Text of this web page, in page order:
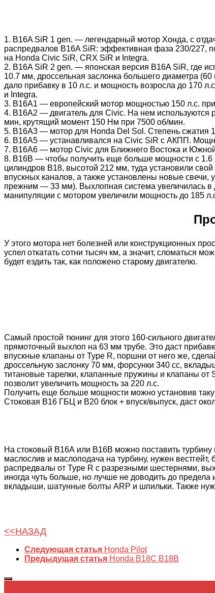
1. B16A SiR 1 gen. — легендарный мотор Хонда, с
распредвалов B16A SiR: эффективная фаза 230/227,
на Honda Civic SiR, CRX SiR и Integra.
2. B16A SiR 2 gen. — японская версия B16A SiR, где
10.7 мм, дроссельная заслонка большего диаметра
дало прибавку в 10 л.с. и мощность возросла до 170
и Integra.
3. B16A1 — европейский мотор мощностью 150 л.с.
4. B16A2 — двигатель для Civic. На нем
мин, крутящий момент 150 Нм при 7500 об/мин.
5. B16A3 — мотор для Honda Del Sol. Степень сжатия
6. B16A5 — устанавливался на Civic SiR с АКПП.
7. B16A6 — мотор Civic для Ближнего Востока и
8. B16B — чтобы получить еще больше мощности с 1.6
цилиндров B18, высотой 212 мм, туда установили
впускных каналов, а также установлены новые
прежним — 33 мм). Выхлопная система увеличилась
манипуляции с мотором увеличили мощность до 185
У этого мотора нет болезней или конструкционных
успел откатать сотни тысяч км, а значит, сломаться
будет ездить так, как положено старому двигателю.
Самый простой тюнинг для этого 160-сильного
прямоточный выхлоп на 63 мм трубе. Это даст
впускные клапаны от Type R, поршни от него же,
дроссельную заслонку 70 мм, форсунки 340 сс,
титановые тарелки, клапанные пружины и клапаны от
позволит увеличить мощность за 220 л.с.
Получить еще больше мощности можно установив
Стоковая B16 ГБЦ и B20 блок + впуск/выпуск, даст
На стоковый В16А или B16B можно поставить
маслослив и маслоподача на турбину, нужен
распредвалы от Type R с разрезными шестернями,
иногда чуть больше, но лучше не доводить до предела
вкладыши, шатунные болты ARP и шпильки. Также
<<НАЗАД
Следующая статья Honda Pilot
Предыдущая статья Honda B18C B18B